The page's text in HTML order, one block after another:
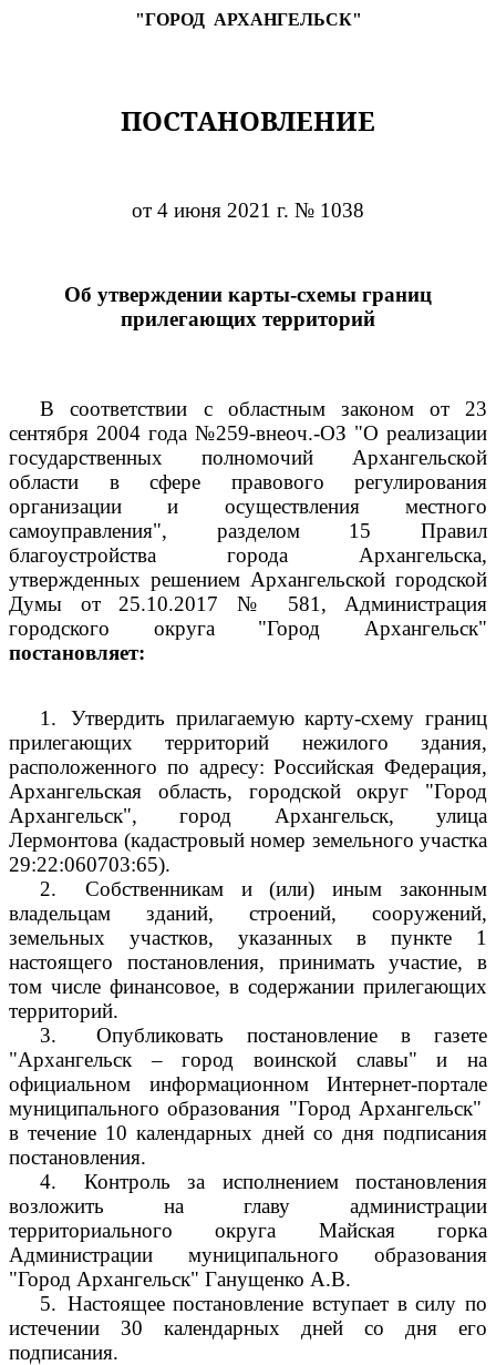
"ГОРОД АРХАНГЕЛЬСК"
ПОСТАНОВЛЕНИЕ
от 4 июня 2021 г. № 1038
Об утверждении карты-схемы границ
прилегающих территорий
В соответствии с областным законом от 23
сентября 2004 года №259-внеоч.-ОЗ "О реализации
государственных полномочий Архангельской
области в сфере правового регулирования
организации и осуществления местного
самоуправления", разделом 15 Правил
благоустройства города Архангельска,
утвержденных решением Архангельской городской
Думы от 25.10.2017 № 581, Администрация
городского округа "Город Архангельск"
постановляет:
1.
Утвердить прилагаемую карту-схему границ
прилегающих территорий нежилого здания,
расположенного по адресу: Российская Федерация,
Архангельская область, городской округ "Город
Архангельск", город Архангельск, улица
Лермонтова (кадастровый номер земельного участка
29:22:060703:65).
2.
Собственникам и (или) иным законным
владельцам зданий, строений, сооружений,
земельных участков, указанных в пункте 1
настоящего постановления, принимать участие, в
том числе финансовое, в содержании прилегающих
территорий.
3.
Опубликовать постановление в газете
"Архангельск – город воинской славы" и на
официальном информационном Интернет-портале
муниципального образования "Город Архангельск"
в течение 10 календарных дней со дня подписания
постановления.
4.
Контроль за исполнением постановления
возложить на главу администрации
территориального округа Майская горка
Администрации муниципального образования
"Город Архангельск" Ганущенко А.В.
5. Настоящее постановление вступает в силу по
истечении 30 календарных дней со дня его
подписания.